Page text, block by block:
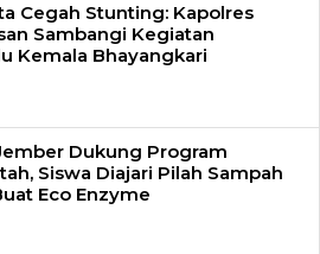
Cegah Stunting: Kapolres
Sambangi Kegiatan
Kemala Bhayangkari
Dukung Program
Siswa Diajari Pilah Sampah
Eco Enzyme